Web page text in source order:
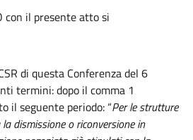
con il presente atto si
di questa Conferenza del 6
termini: dopo il comma 1
il seguente periodo: “Per le strutture
dismissione o riconversione in